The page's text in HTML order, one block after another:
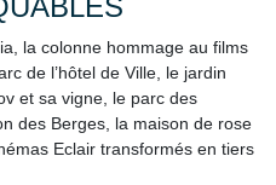
la colonne hommage au films
de l’hôtel de Ville, le jardin
et sa vigne, le parc des
des Berges, la maison de rose
Eclair transformés en tiers